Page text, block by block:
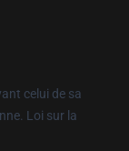
celui de sa
Loi sur la